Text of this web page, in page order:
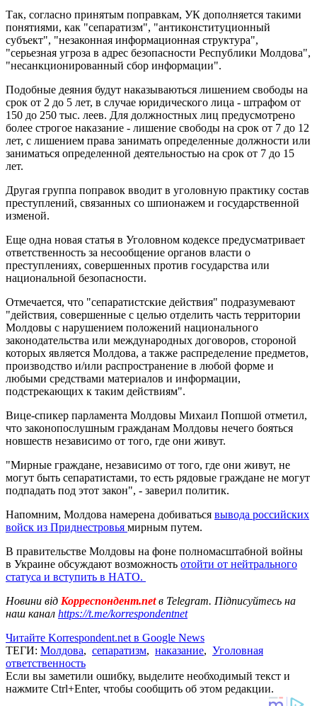
Так, согласно принятым поправкам, УК дополняется такими
понятиями, как "сепаратизм", "антиконституционный
субъект", "незаконная информационная структура",
"серьезная угроза в адрес безопасности Республики Молдова",
"несанкционированный сбор информации".
Подобные деяния будут наказываються лишением свободы на
срок от 2 до 5 лет, в случае юридического лица - штрафом от
150 до 250 тыс. леев. Для должностных лиц предусмотрено
более строгое наказание - лишение свободы на срок от 7 до 12
лет, с лишением права занимать определенные должности или
заниматься определенной деятельностью на срок от 7 до 15
лет.
Другая группа поправок вводит в уголовную практику состав
преступлений, связанных со шпионажем и государственной
изменой.
Еще одна новая статья в Уголовном кодексе предусматривает
ответственность за несообщение органов власти о
преступлениях, совершенных против государства или
национальной безопасности.
Отмечается, что "сепаратистские действия" подразумевают
"действия, совершенные с целью отделить часть территории
Молдовы с нарушением положений национального
законодательства или международных договоров, стороной
которых является Молдова, а также распределение предметов,
производство и/или распространение в любой форме и
любыми средствами материалов и информации,
подстрекающих к таким действиям".
Вице-спикер парламента Молдовы Михаил Попшой отметил,
что законопослушным гражданам Молдовы нечего бояться
новшеств независимо от того, где они живут.
"Мирные граждане, независимо от того, где они живут, не
могут быть сепаратистами, то есть рядовые граждане не могут
подпадать под этот закон", - заверил политик.
Напомним, Молдова намерена добиваться вывода российских
войск из Приднестровья мирным путем.
В правительстве Молдовы на фоне полномасштабной войны
в Украине обсуждают возможность отойти от нейтрального
статуса и вступить в НАТО.
Новини від Корреспондент.netв Telegram. Підписуйтесь на
наш канал https://t.me/korrespondentnet
Читайте Korrespondent.net в Google News
ТЕГИ: Молдова, сепаратизм, наказание, Уголовная
ответственность
Если вы заметили ошибку, выделите необходимый текст и
нажмите Ctrl+Enter, чтобы сообщить об этом редакции.